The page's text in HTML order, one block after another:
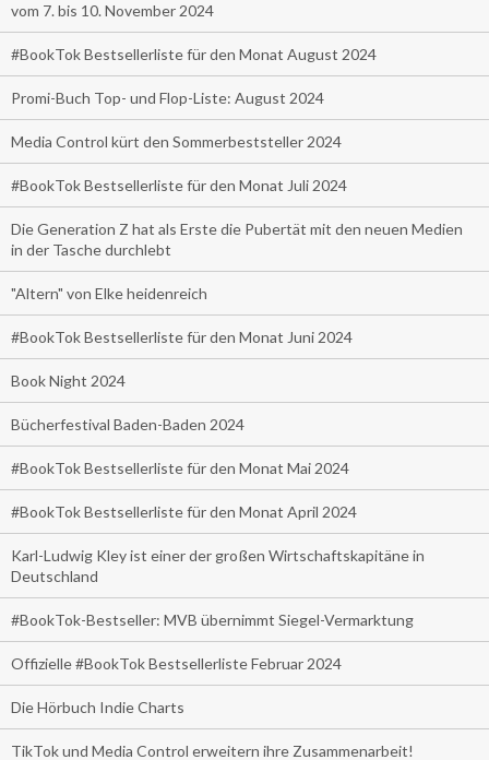
vom 7. bis 10. November 2024
#BookTok Bestsellerliste für den Monat August 2024
Promi-Buch Top- und Flop-Liste: August 2024
Media Control kürt den Sommerbeststeller 2024
#BookTok Bestsellerliste für den Monat Juli 2024
Die Generation Z hat als Erste die Pubertät mit den neuen Medien
in der Tasche durchlebt
"Altern" von Elke heidenreich
#BookTok Bestsellerliste für den Monat Juni 2024
Book Night 2024
Bücherfestival Baden-Baden 2024
#BookTok Bestsellerliste für den Monat Mai 2024
#BookTok Bestsellerliste für den Monat April 2024
Karl-Ludwig Kley ist einer der großen Wirtschaftskapitäne in
Deutschland
#BookTok-Bestseller: MVB übernimmt Siegel-Vermarktung
Offizielle #BookTok Bestsellerliste Februar 2024
Die Hörbuch Indie Charts
TikTok und Media Control erweitern ihre Zusammenarbeit!